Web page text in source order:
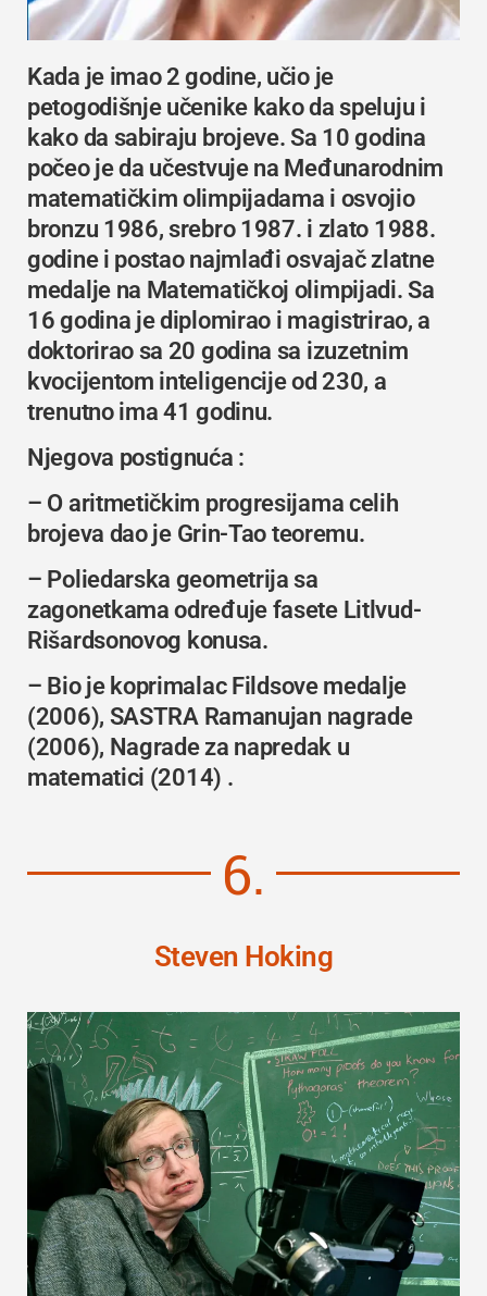
Kada je imao 2 godine, učio je
petogodišnje učenike kako da speluju i
kako da sabiraju brojeve. Sa 10 godina
počeo je da učestvuje na Međunarodnim
matematičkim olimpijadama i osvojio
bronzu 1986, srebro 1987. i zlato 1988.
godine i postao najmlađi osvajač zlatne
medalje na Matematičkoj olimpijadi. Sa
16 godina je diplomirao i magistrirao, a
doktorirao sa 20 godina sa izuzetnim
kvocijentom inteligencije od 230, a
trenutno ima 41 godinu.
Njegova postignuća :
– O aritmetičkim progresijama celih
brojeva dao je Grin-Tao teoremu.
– Poliedarska geometrija sa
zagonetkama određuje fasete Litlvud-
Rišardsonovog konusa.
– Bio je koprimalac Fildsove medalje
(2006), SASTRA Ramanujan nagrade
(2006), Nagrade za napredak u
matematici (2014) .
6.
Steven Hoking